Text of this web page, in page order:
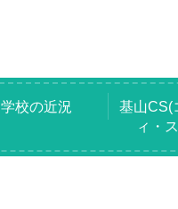
学校の近況
基山CS(
ィ・